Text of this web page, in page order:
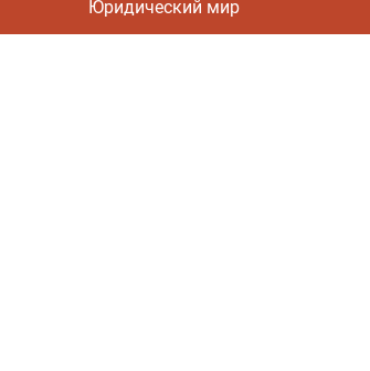
Юридический мир